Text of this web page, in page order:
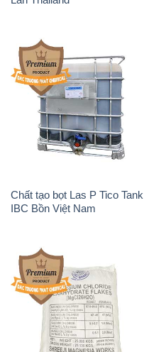
Chất tạo bọt Las P Tico Tank
IBC Bồn Việt Nam